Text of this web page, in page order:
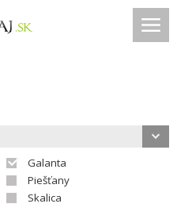
Galanta
Piešťany
Skalica